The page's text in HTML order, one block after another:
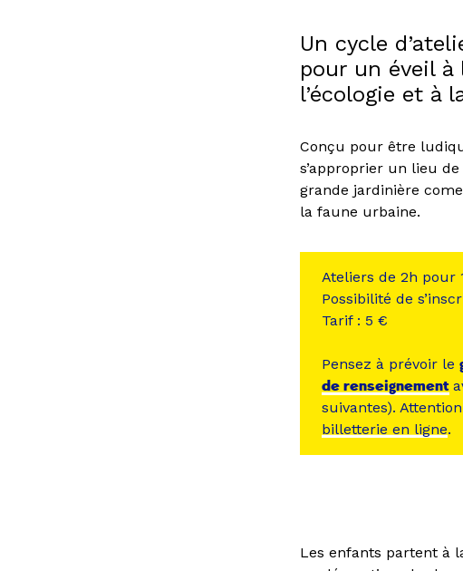
Un cycle
pour un éveil
l’écologie et à
Conçu pour être
s’approprier un lieu
grande jardinière
la faune urbaine.
Ateliers de 2h pour
Possibilité de
Tarif : 5 €
Pensez à prévoir le
de renseignement
suivantes).
billetterie en ligne.
Les enfants partent à